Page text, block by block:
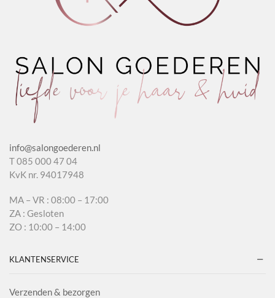
info@salongoederen.nl
T 085 000 47 04
KvK nr. 94017948
MA – VR : 08:00 – 17:00
ZA : Gesloten
ZO : 10:00 – 14:00
KLANTENSERVICE
Verzenden & bezorgen